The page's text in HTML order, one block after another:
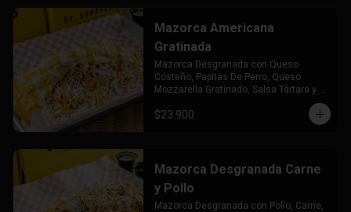
Mazorca Americana
Gratinada
Mazorca Desgranada con Queso
Costeño, Papitas De Perro, Queso
Mozzarella Gratinado, Salsa Tártara y
$23.900
Mazorca Desgranada Carne
y Pollo
Mazorca Desgranada con Pollo, Carne,